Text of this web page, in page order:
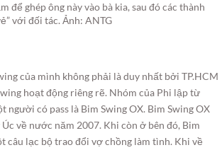
để ghép ông này vào bà kia, sau đó các thành
với đối tác. Ảnh: ANTG
của mình không phải là duy nhất bởi TP.HCM
hoạt động riêng rẽ. Nhóm của Phi lập từ
người có pass là Bim Swing OX. Bim Swing OX
về nước năm 2007. Khi còn ở bên đó, Bim
câu lạc bộ trao đổi vợ chồng làm tình. Khi về